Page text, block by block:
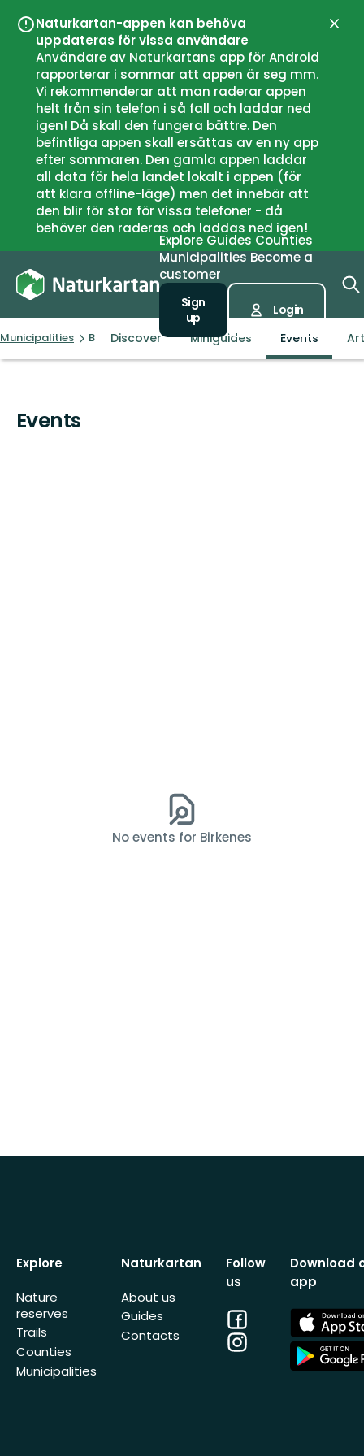
Naturkartan-appen kan behöva
uppdateras för vissa användare
Användare av Naturkartans app för Android
rapporterar i sommar att appen är seg mm.
Vi rekommenderar att man raderar appen
helt från sin telefon i så fall och laddar ned
igen! Då skall den fungera bättre. Den
befintliga appen skall ersättas av en ny app
efter sommaren. Den gamla appen laddar
all data för hela landet lokalt i appen (för
att klara offline-läge) men det innebär att
den blir för stor för vissa telefoner - då
behöver den raderas och laddas ned igen!
Close
Explore Guides Counties
Municipalities Become a
customer
Sign
up
Login
Municipalities BirkenesDiscover Miniguides Events
Events
No events for Birkenes
Explore
Nature
reserves
Trails
Counties
Municipalities
Naturkartan
About us
Guides
Contacts
Follow
us
Facebook
Instagram
Download
app
App
Store
App
Store